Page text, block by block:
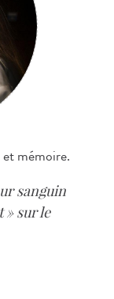
mémoire.
sanguin
» sur le